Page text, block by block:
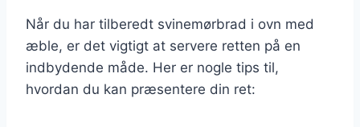
Når du har tilberedt svinemørbrad i ovn med
æble, er det vigtigt at servere retten på en
indbydende måde. Her er nogle tips til,
hvordan du kan præsentere din ret: